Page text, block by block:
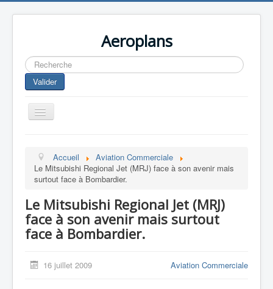
Aeroplans
Rechercher
Valider
Toggle
Navigation
Aviation Commerciale
Aviation d'Affaire
Aviation Militaire
Europespace
Accueil
Aviation Commerciale
Le Mitsubishi Regional Jet (MRJ) face à son avenir mais
surtout face à Bombardier.
Le Mitsubishi Regional Jet (MRJ)
face à son avenir mais surtout
face à Bombardier.
16 juillet 2009 Aviation Commerciale